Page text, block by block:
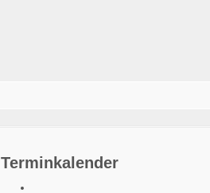
Terminkalender